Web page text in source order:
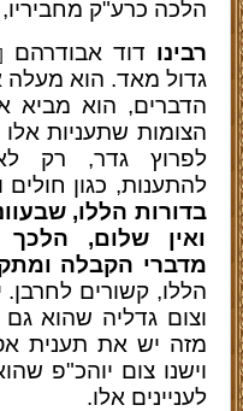
הלכה כרע"ק
רבינו דוד אבודרהם
גדול מאד. הוא
הדברים, הוא מביא
הצומות שתעניות
לפרוץ גדר, רק
להתענות, כגון חולים
בדורות הללו,
ואין שלום,
מדברי הקבלה
הללו, קשורים
וצום גדליה שהוא
מזה יש את תענית
וישנו צום יוהכ"פ
לעניינים אלו.